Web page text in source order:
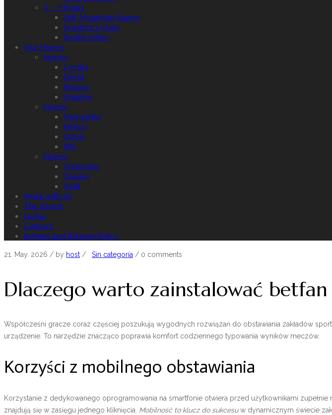
2 – 3 Hours
Salt Mountain Range
Sequitor’s Oasis
Death Valley
Our Horses
Horses
Cecilia
David
Huayra
Mambo
Horses
Margarito
Negro
Orion
SDS
Horses
Tormenta
Trueno
XVIII
Work with Us
The Desert
Lodge
Contact
Refund and Returns Policy
21. May. 2026 / by host / Sin categoría / 0 comments
Dlaczego warto zainstalować
Współcześni gracze coraz częściej poszukują wygodnych rozwiązań do obstawiania zakładów
urządzenie. To narzędzie znacząco poprawia komfort codziennego typowania wyników meczów.
Korzyści z mobilnego obstawiania
Korzystanie z dedykowanego oprogramowania na smartfonie otwiera przed użytkownikami
znajdują się w zasięgu jednego kliknięcia. Mobilność to klucz do sukcesuw dynamicznym świecie